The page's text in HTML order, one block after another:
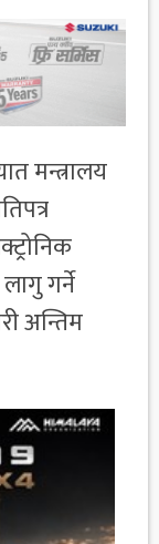
मन्त्रालय
गर्ने
अन्तिम